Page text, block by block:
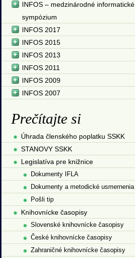
INFOS – medzinárodné informatické
sympózium
INFOS 2017
INFOS 2015
INFOS 2013
INFOS 2011
INFOS 2009
INFOS 2007
Prečítajte si
Úhrada členského poplatku SSKK
STANOVY SSKK
Legislatíva pre knižnice
Dokumenty IFLA
Dokumenty a metodické usmernenia
Pošli tip
Knihovnícke časopisy
Slovenské knihovnícke časopisy
České knihovnícke časopisy
Zahraničné knihovnícke časopisy